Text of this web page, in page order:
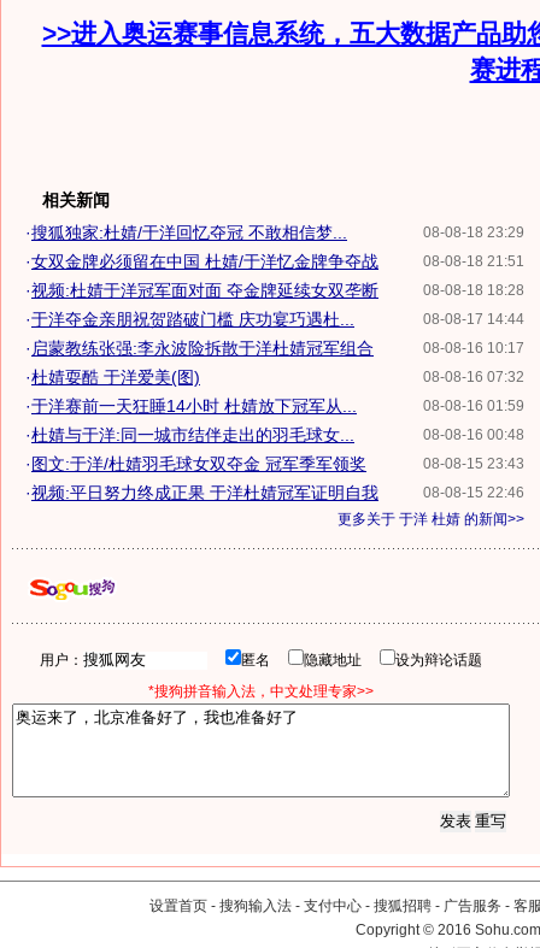
>>进入奥运赛事信息系统，五大数据产品助
赛进
相关新闻
08-08-18 23:29
·搜狐独家:杜婧/于洋回忆夺冠 不敢相信梦...
08-08-18 21:51
·女双金牌必须留在中国 杜婧/于洋忆金牌争夺战
08-08-18 18:28
·视频:杜婧于洋冠军面对面 夺金牌延续女双垄断
08-08-17 14:44
·于洋夺金亲朋祝贺踏破门槛 庆功宴巧遇杜...
08-08-16 10:17
· 启蒙教练张强:李永波险拆散于洋杜婧冠军组合
08-08-16 07:32
·杜婧耍酷 于洋爱美(图)
08-08-16 01:59
·于洋赛前一天狂睡14小时 杜婧放下冠军从...
08-08-16 00:48
·杜婧与于洋:同一城市结伴走出的羽毛球女...
08-08-15 23:43
·图文:于洋/杜婧羽毛球女双夺金 冠军季军领奖
08-08-15 22:46
·视频:平日努力终成正果 于洋杜婧冠军证明自我
更多关于 于洋 杜婧 的新闻>>
用户： 匿名 隐藏地址
设为辩论话题
*搜狗拼音输入法，中文处理专家>>
设置首页 - 搜狗输入法 - 支付中心 - 搜狐招聘 - 广告服务 - 客
Copyright©2016